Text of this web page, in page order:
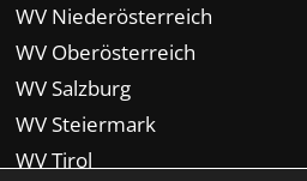
WV Niederösterreich
WV Oberösterreich
WV Salzburg
WV Steiermark
WV Tirol